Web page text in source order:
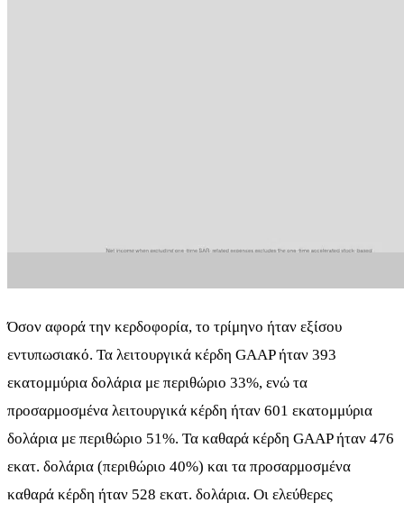
Όσον αφορά την κερδοφορία, το τρίμηνο ήταν εξίσου
εντυπωσιακό. Τα λειτουργικά κέρδη GAAP ήταν 393
εκατομμύρια δολάρια με περιθώριο 33%, ενώ τα
προσαρμοσμένα λειτουργικά κέρδη ήταν 601 εκατομμύρια
δολάρια με περιθώριο 51%. Τα καθαρά κέρδη GAAP ήταν 476
εκατ. δολάρια (περιθώριο 40%) και τα προσαρμοσμένα
καθαρά κέρδη ήταν 528 εκατ. δολάρια. Οι ελεύθερες